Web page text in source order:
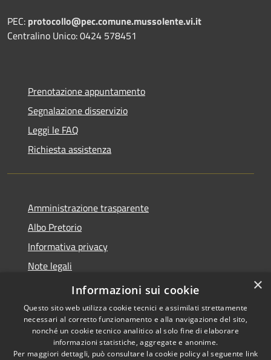
PEC: protocollo@pec.comune.mussolente.vi.it
Centralino Unico: 0424 578451
Prenotazione appuntamento
Segnalazione disservizio
Leggi le FAQ
Richiesta assistenza
Amministrazione trasparente
Albo Pretorio
Informativa privacy
Note legali
Dichiarazione di accessibilità
Copyright © 2026 • Comune di
×
Informazioni sui cookie
Questo sito web utilizza cookie tecnici e assimilati strettamente
necessari al corretto funzionamento e alla navigazione del sito,
nonché un cookie tecnico analitico al solo fine di elaborare
informazioni statistiche, aggregate e anonime.
Per maggiori dettagli, può consultare la cookie policy al seguente link